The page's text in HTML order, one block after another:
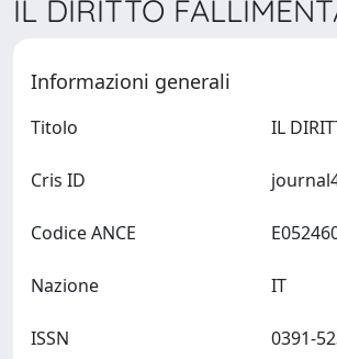
IL DIRITTO
Informazioni generali
Titolo
Cris ID
Codice ANCE
Nazione
ISSN